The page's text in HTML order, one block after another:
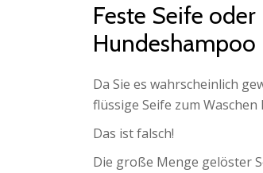
Feste Seife
Hundeshampoo
Da Sie es wahrscheinlich
flüssige Seife zum
Das ist falsch!
Die große Menge gelöster